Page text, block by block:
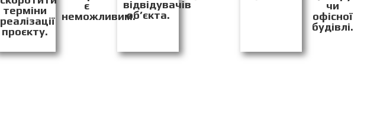
терміни
реалізації
проєкту.
є
неможливим.
відвідувачів
об’єкта.
чи
офісної
будівлі.